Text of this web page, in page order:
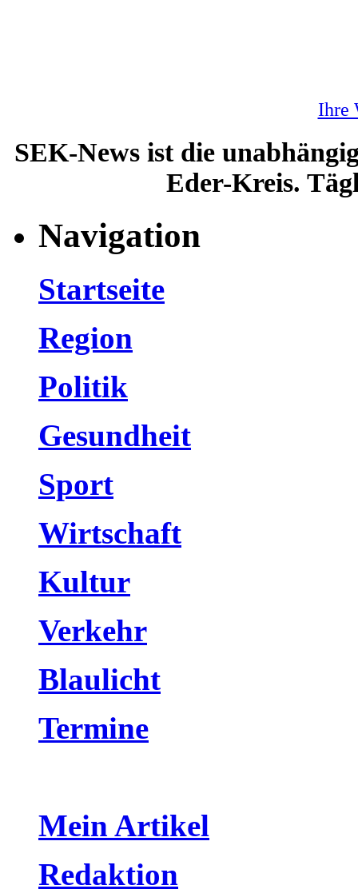
Ihre
SEK-News ist die
Eder-Kreis.
Navigation
Startseite
Region
Politik
Gesundheit
Sport
Wirtschaft
Kultur
Verkehr
Blaulicht
Termine
Mein Artikel
Redaktion